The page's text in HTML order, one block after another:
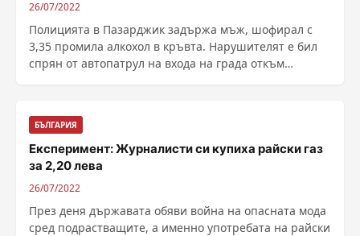
26/07/2022
Полицията в Пазарджик задържа мъж, шофирал с
3,35 промила алкохол в кръвта. Нарушителят е бил
спрян от автопатрул на входа на града откъм
БЪЛГАРИЯ
Експеримент: Журналисти си купиха райски газ
за 2,20 лева
26/07/2022
През деня държавата обяви война на опасната мода
сред подрастващите, а именно употребата на райски